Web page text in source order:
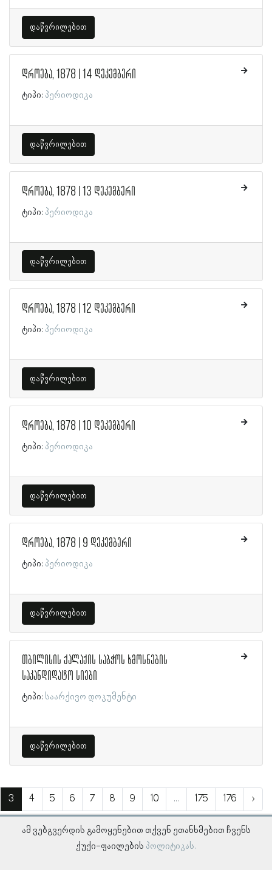
დაწვრილებით
დროება, 1878 | 14 დეკემბერი
ტიპი: პერიოდიკა
დაწვრილებით
დროება, 1878 | 13 დეკემბერი
ტიპი: პერიოდიკა
დაწვრილებით
დროება, 1878 | 12 დეკემბერი
ტიპი: პერიოდიკა
დაწვრილებით
დროება, 1878 | 10 დეკემბერი
ტიპი: პერიოდიკა
დაწვრილებით
დროება, 1878 | 9 დეკემბერი
ტიპი: პერიოდიკა
დაწვრილებით
თბილისის ქალაქის საბჭოს ხმოსნების
საკანდიდატო სიები
ტიპი: საარქივო დოკუმენტი
დაწვრილებით
3 4 5 6 7 8 9 10 ... 175 176 ›
ამ ვებგვერდის გამოყენებით თქვენ ეთანხმებით ჩვენს
ქუქი-ფაილების პოლიტიკას.